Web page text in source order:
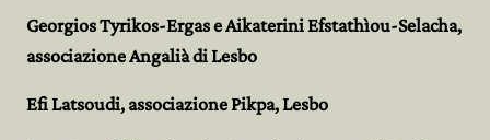
Georgios Tyrikos-Ergas e Aikaterini Efstathìou-Selacha,
associazione Angalià di Lesbo
Efi Latsoudi, associazione Pikpa, Lesbo